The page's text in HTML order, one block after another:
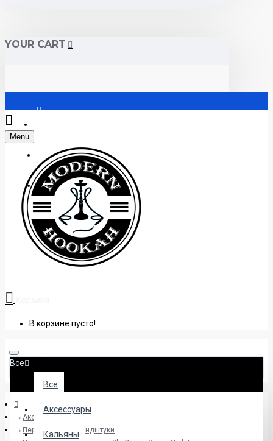
YOUR CART
Регистрация
+38 (095) 945 04 33
Menu
В корзине пусто!
Все
Все
Аксессуары
Кальяны
Аксессуары
Персональные мундштуки